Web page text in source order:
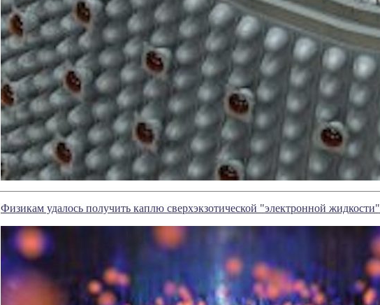
Физикам удалось получить каплю сверхэкзотической "электронной жидкости"